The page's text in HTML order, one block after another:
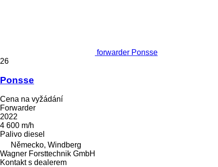
forwarder Ponsse
26
Ponsse
Cena na vyžádání
Forwarder
2022
4 600 m/h
Palivo diesel
Německo, Windberg
Wagner Forsttechnik GmbH
Kontakt s dealerem